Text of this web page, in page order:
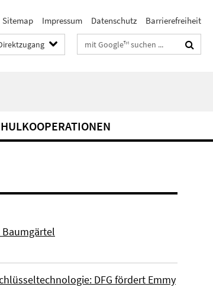
Sitemap Impressum Datenschutz Barrierefreiheit
Suchbegriffe
DFG fördert Emmy